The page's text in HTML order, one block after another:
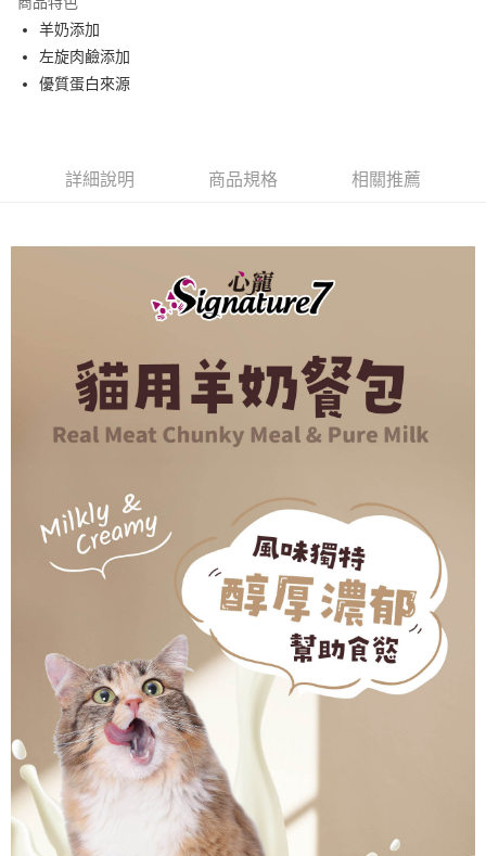
結帳頁面，進行簡訊認證並確認金額後，即可完成結帳。
２．訂單成立數日內，您將收到繳費通知簡訊。
３．收到繳費通知簡訊後14天內，點擊此簡訊中的連結，可透過四大超商／
ATM／網路銀行／等多元方式進行付款，方視為交易完成。
※ 交易是否成功請以「AFTEE先享後付 」之結帳頁面顯示為準，若有關於
是否繳費成功／繳費後需取消欲退款等相關疑問，請聯繫「AFTEE先享後付
【注意事項】
１．透過由恩沛科技股份有限公司提供之「AFTEE先享後付」服務完成之交
易，需依本服務之必要範圍內提供個人資料，並將交易相關給付款項請求債
權轉讓予恩沛科技股份有限公司。
３．未成年的使用者請事先徵得法定代理人或監護人之同意方可使用
「AFTEE先享後付」，若未經同意申辦者引起之損失，本公司不負相關責
４．使用「AFTEE先享後付」時，將依據個別帳號之用戶狀況，依本公司即
時審查核予不同之上限額度；若仍有額度不足之情形，本公司將視審查結果
恩沛科技股份有限公司將有權停止該用戶之使用額度並採取法律行動。
付款後全家取貨
每筆NT$80，滿NT$2,000(含以上)免運費
付款後7-11取貨
一般宅配
每筆NT$100，滿NT$2,000(含以上)免運費
宅配-離島
每筆NT$180
羊奶添加
左旋肉鹼添加
優質蛋白來源
詳細說明 商品規格 相關推薦